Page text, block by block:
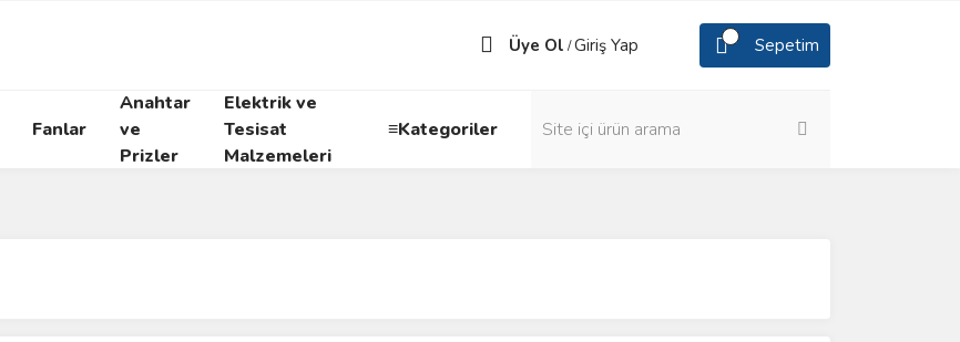
Üye Ol /Giriş Yap Sepetim
Fanlar
Anahtar
ve
Prizler
Elektrik ve
Tesisat
Malzemeleri
≡Kategoriler